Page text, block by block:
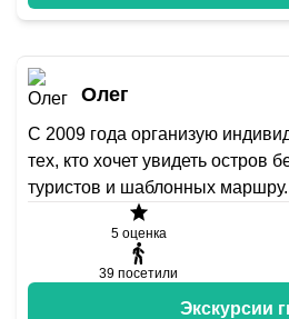
Олег
С 2009 года организую
тех, кто хочет увидеть остров
туристов и шаблонных маршру
5оценка
39 посетили
Экскурсии